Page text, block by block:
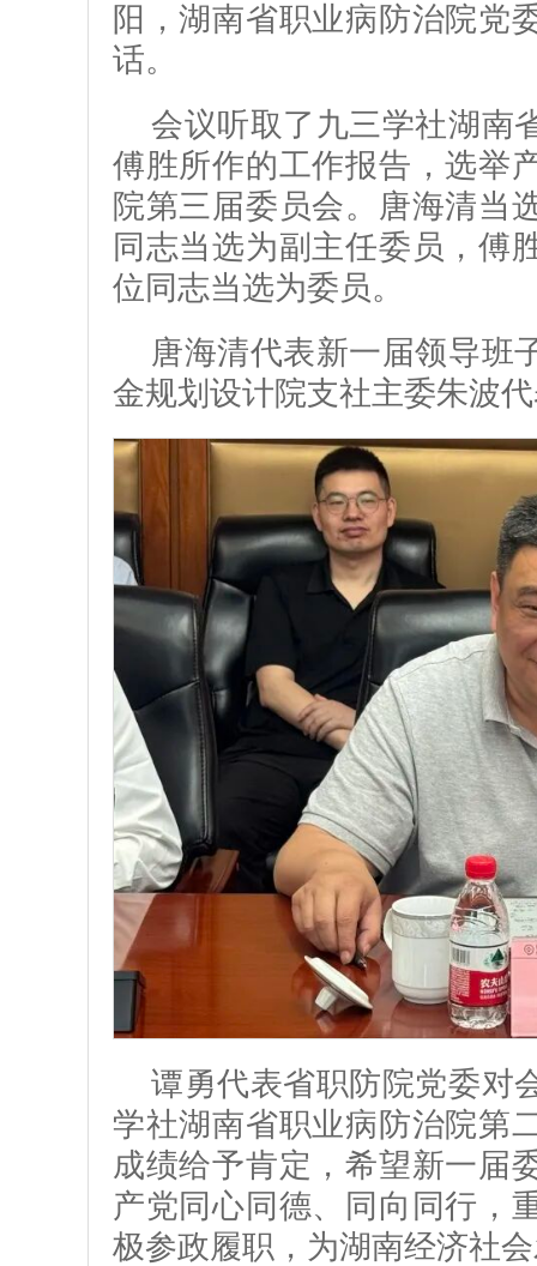
阳，湖南省职业病防治院党
话。
会议听取了九三学社湖南
傅胜所作的工作报告，选举
院第三届委员会。唐海清当
同志当选为副主任委员，傅
位同志当选为委员。
唐海清代表新一届领导班
金规划设计院支社主委朱波
谭勇代表省职防院党委对
学社湖南省职业病防治院第
成绩给予肯定，希望新一届
产党同心同德、同向同行，
极参政履职，为湖南经济社